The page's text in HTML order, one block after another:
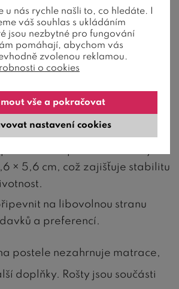
informace
výhradně z čistého
dřeva bez použití MDF nebo
materiálů.
je prováděna bezbarvým
zvýrazňuje přirozenou strukturu
× 5,6 cm, což zajišťuje stabilitu
na libovolnou stranu
a preferencí.
postele nezahrnuje matrace,
doplňky. Rošty jsou součásti
u nás rychle našli to, co hledáte. I
váš souhlas s ukládáním
jsou nezbytné pro fungování
pomáhají, abychom vás
zvolenou reklamou.
o cookies
nastavení cookies
vše a pokračovat